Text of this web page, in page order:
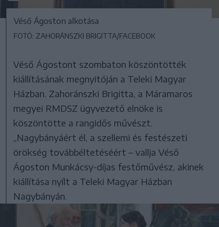
Véső Ágoston alkotása
FOTÓ: ZAHORÁNSZKI BRIGITTA/FACEBOOK
Véső Ágostont szombaton köszöntötték
kiállításának megnyitóján a Teleki Magyar
Házban. Zahoránszki Brigitta, a Máramaros
megyei RMDSZ ügyvezető elnöke is
köszöntötte a rangidős művészt.
„Nagybányáért él, a szellemi és festészeti
örökség továbbéltetéséért – vallja Véső
Ágoston Munkácsy-díjas festőművész, akinek
kiállítása nyílt a Teleki Magyar Házban
Nagybányán.